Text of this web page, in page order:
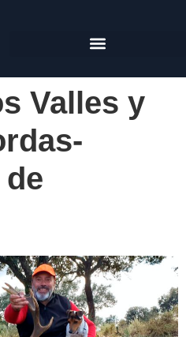
Valles y